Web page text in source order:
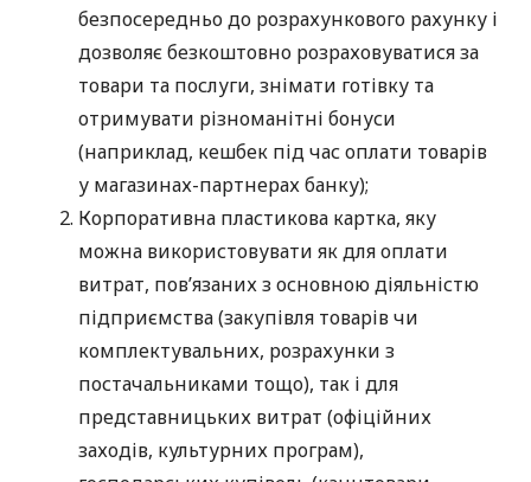
безпосередньо до розрахункового рахунку і
дозволяє безкоштовно розраховуватися за
товари та послуги, знімати готівку та
отримувати різноманітні бонуси
(наприклад, кешбек під час оплати товарів
у магазинах-партнерах банку);
Корпоративна пластикова картка, яку
можна використовувати як для оплати
витрат, пов’язаних з основною діяльністю
підприємства (закупівля товарів чи
комплектувальних, розрахунки з
постачальниками тощо), так і для
представницьких витрат (офіційних
заходів, культурних програм),